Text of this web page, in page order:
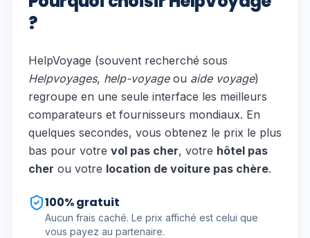
?
HelpVoyage (souvent recherché sous
Helpvoyages, help-voyageou aide voyage)
regroupe en une seule interface les meilleurs
comparateurs et fournisseurs mondiaux. En
quelques secondes, vous obtenez le prix le plus
bas pour votre vol pas cher, votre hôtel pas
cher ou votre location de voiture pas chère.
100% gratuit
Aucun frais caché. Le prix affiché est celui que
vous payez au partenaire.